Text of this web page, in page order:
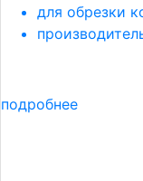
для обрезки
подробнее